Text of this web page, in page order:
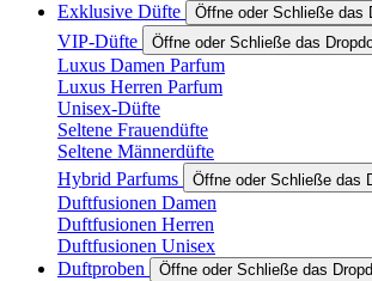
Exklusive Düfte
Öffne oder Schließe das
VIP-Düfte Öffne oder Schließe das
Luxus Damen Parfum
Luxus Herren Parfum
Unisex-Düfte
Seltene Frauendüfte
Seltene Männerdüfte
Hybrid Parfums
Öffne oder Schließe das
Duftfusionen Damen
Duftfusionen Herren
Duftfusionen Unisex
Duftproben
Öffne oder Schließe das